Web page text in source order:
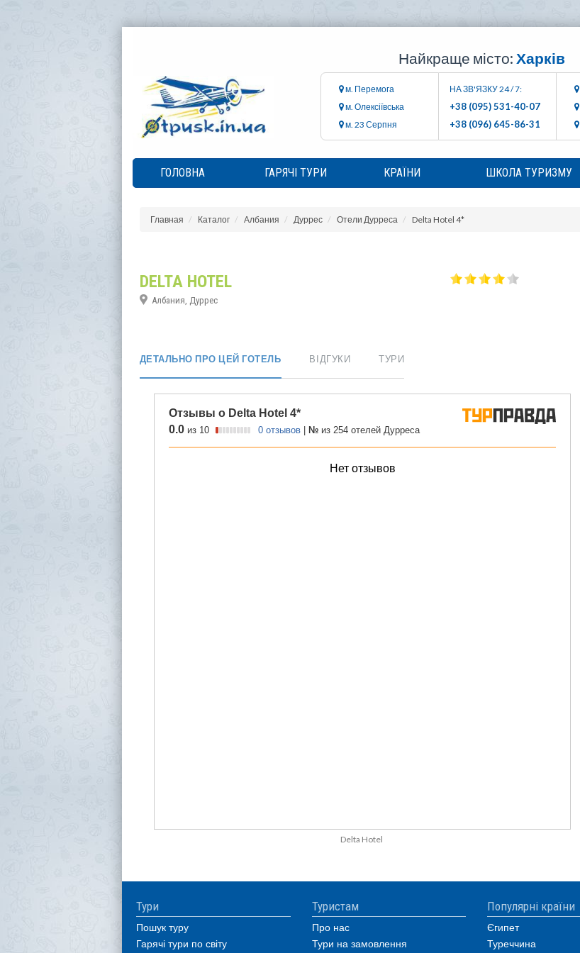
Найкраще місто: Харків
м. Перемога
м. Олексіївська
м. 23 Серпня
НА ЗВ'ЯЗКУ 24 / 7:
+38 (095) 531-40-07
+38 (096) 645-86-31
ГОЛОВНА ГАРЯЧІ ТУРИ КРАЇНИ ШКОЛА ТУРИЗМУ
Главная Каталог Албания Дуррес Отели Дурреса Delta Hotel 4*
DELTA HOTEL
Албания, Дуррес
ДЕТАЛЬНО ПРО ЦЕЙ ГОТЕЛЬ ВІДГУКИ ТУРИ
Delta Hotel
Тури
Пошук туру
Гарячі тури по світу
Туристам
Про нас
Тури на замовлення
Популярні країни
Єгипет
Туреччина